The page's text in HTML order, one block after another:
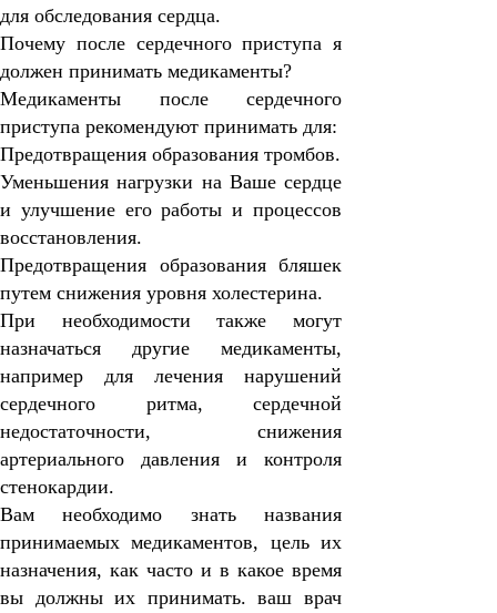
для обследования сердца.
Почему после сердечного приступа я
должен принимать медикаменты?
Медикаменты после сердечного
приступа рекомендуют принимать для:
Предотвращения образования тромбов.
Уменьшения нагрузки на Ваше сердце
и улучшение его работы и процессов
восстановления.
Предотвращения образования бляшек
путем снижения уровня холестерина.
При необходимости также могут
назначаться другие медикаменты,
например для лечения нарушений
сердечного ритма, сердечной
недостаточности, снижения
артериального давления и контроля
стенокардии.
Вам необходимо знать названия
принимаемых медикаментов, цель их
назначения, как часто и в какое время
вы должны их принимать. ваш врач